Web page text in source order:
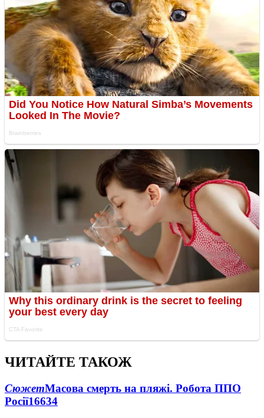
ЧИТАЙТЕ ТАКОЖ
СюжетМасова смерть на пляжі. Робота ППО
Росії16634